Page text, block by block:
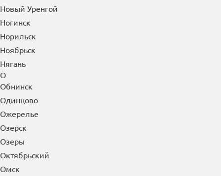
Новый Уренгой
Ногинск
Норильск
Ноябрьск
Нягань
О
Обнинск
Одинцово
Ожерелье
Озерск
Озеры
Октябрьский
Омск